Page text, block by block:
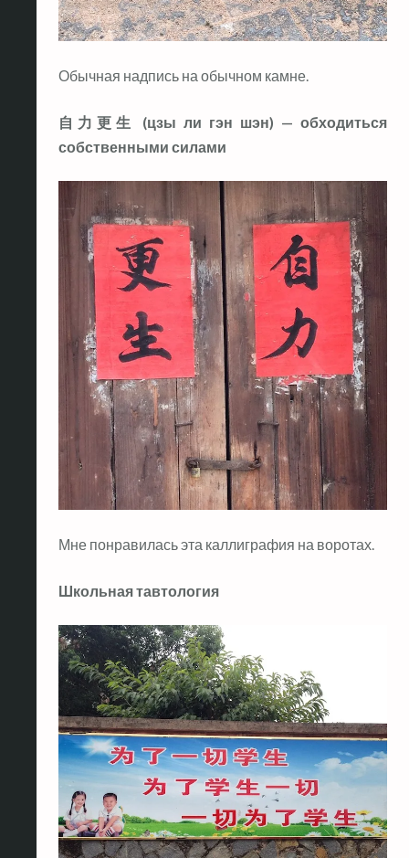
Обычная надпись на обычном камне.
自力更生 (цзы ли гэн шэн) — обходиться
собственными силами
Мне понравилась эта каллиграфия на воротах.
Школьная тавтология